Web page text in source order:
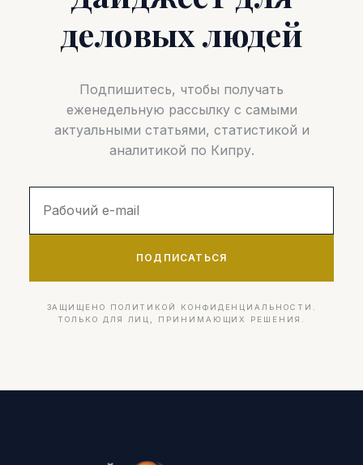
деловых людей
Подпишитесь, чтобы получать
еженедельную рассылку с самыми
актуальными статьями, статистикой и
аналитикой по Кипру.
ПОДПИСАТЬСЯ
ЗАЩИЩЕНО ПОЛИТИКОЙ КОНФИДЕНЦИАЛЬНОСТИ.
ТОЛЬКО ДЛЯ ЛИЦ, ПРИНИМАЮЩИХ РЕШЕНИЯ.